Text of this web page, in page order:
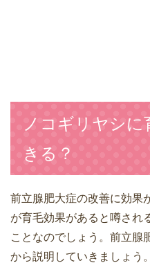
ノコギリヤシに
きる？
前立腺肥大症の改善に効果
が育毛効果があると噂され
ことなのでしょう。前立腺
から説明していきましょう。